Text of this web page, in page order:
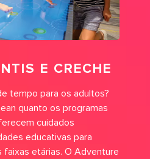
E CRECHE
tempo para os adultos?
quanto os programas
cuidados
educativas para
etárias. O Adventure